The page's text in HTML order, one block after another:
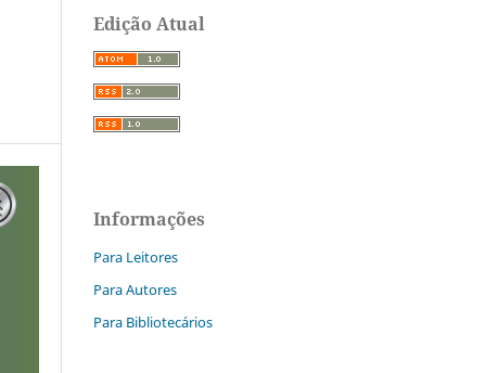
Edição Atual
Informações
Para Leitores
Para Autores
Para Bibliotecários